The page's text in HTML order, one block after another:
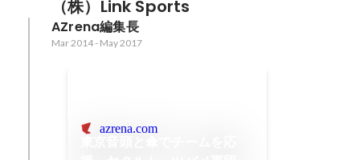
（株）Link Sports
AZrena編集長
Mar 2014- May 2017
azrena.com